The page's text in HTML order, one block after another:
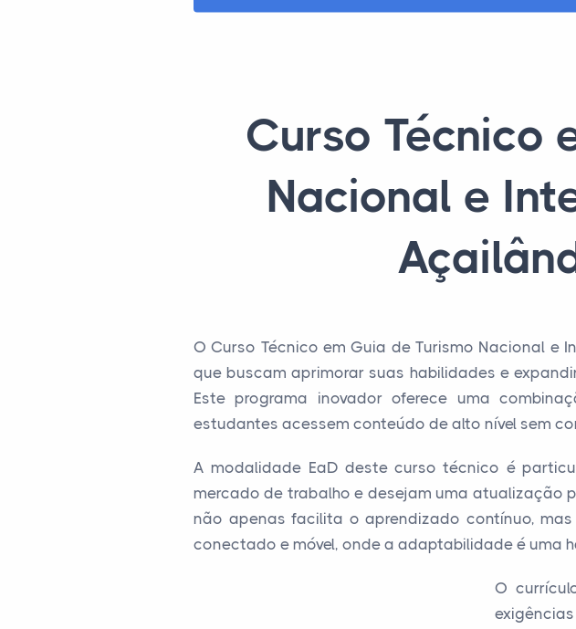
Curso Técnico
Nacional e
O Curso Técnico em Guia de Turismo Nacional
que buscam aprimorar suas habilidades e
Este programa inovador oferece uma
estudantes acessem conteúdo de alto nível sem
A modalidade EaD deste curso técnico é
mercado de trabalho e desejam uma atualização
não apenas facilita o aprendizado contínuo,
conectado e móvel, onde a adaptabilidade é uma
O